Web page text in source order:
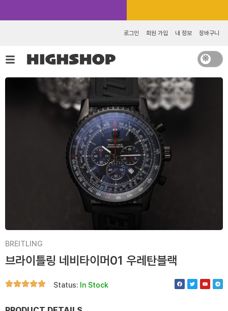
건
너
뛰
로그인 회원 가입 내 정보 장바구니
BREITLING
브라이틀링 네비타이머01 우레탄블랙
Status: In Stock
F
a
c
T
w
i
Y
o
u
T
e
l